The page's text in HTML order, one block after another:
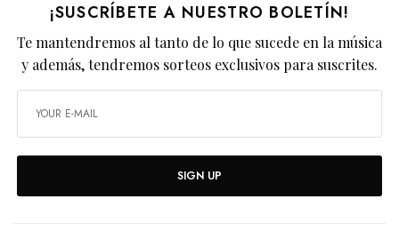
¡SUSCRÍBETE A NUESTRO BOLETÍN!
Te mantendremos al tanto de lo que sucede en la música
y además, tendremos sorteos exclusivos para suscrites.
SIGN UP